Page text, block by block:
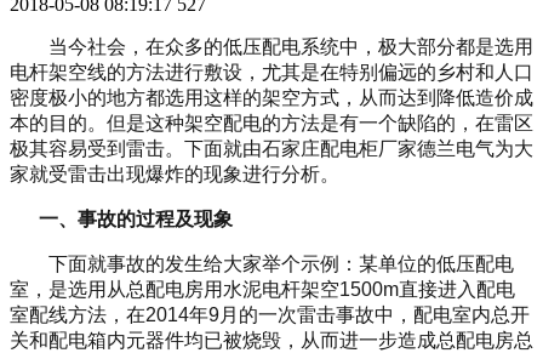
2018-05-08 08:19:17 527
当今社会，在众多的低压配电系统中，极大部分都是选用
电杆架空线的方法进行敷设，尤其是在特别偏远的乡村和人口
密度极小的地方都选用这样的架空方式，从而达到降低造价成
本的目的。但是这种架空配电的方法是有一个缺陷的，在雷区
极其容易受到雷击。下面就由石家庄配电柜厂家德兰电气为大
家就受雷击出现爆炸的现象进行分析。
一、事故的过程及现象
下面就事故的发生给大家举个示例：某单位的低压配电
室，是选用从总配电房用水泥电杆架空1500m直接进入配电
室配线方法，在2014年9月的一次雷击事故中，配电室内总开
关和配电箱内元器件均已被烧毁，从而进一步造成总配电房总